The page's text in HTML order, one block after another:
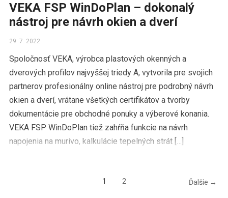
VEKA FSP WinDoPlan – dokonalý
nástroj pre návrh okien a dverí
29. 7. 2022
Spoločnosť VEKA, výrobca plastových okenných a
dverových profilov najvyššej triedy A, vytvorila pre svojich
partnerov profesionálny online nástroj pre podrobný návrh
okien a dverí, vrátane všetkých certifikátov a tvorby
dokumentácie pre obchodné ponuky a výberové konania.
VEKA FSP WinDoPlan tiež zahŕňa funkcie na návrh
napojenia na murivo, kalkulácie tepelných strát […]
1 2 Ďalšie →